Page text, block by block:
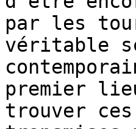
par les
véritable
premier
trouver